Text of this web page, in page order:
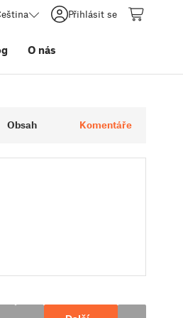
Přihlásit se
O nás
Obsah Komentáře